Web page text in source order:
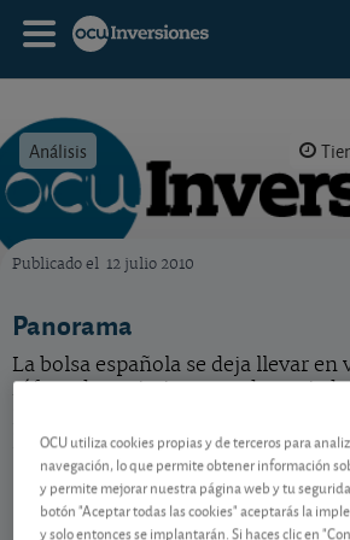
Análisis
Publicado el 12 julio 2010
Panorama
La bolsa española se deja llevar en
ráfaga de optimismo no
para tirar cohetes.
Contenido reservado
OCU utiliza cookies propias y de terceros para
navegación, lo que permite obtener información
y permite mejorar nuestra página web y tu
botón "Aceptar todas las cookies" aceptarás la
y solo entonces se implantarán. Si haces clic en